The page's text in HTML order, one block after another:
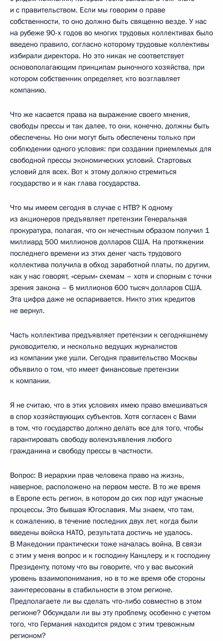
и с правительством. Если мы говорим о праве
собственности, то оно должно быть священно везде. У нас
на рубеже 90-х годов во многих трудовых коллективах было
введено правило, согласно которому трудовые коллективы
избирали директора. Но это никак не соответствует
основополагающим принципам рыночного хозяйства, при
котором собственник определяет, кто возглавляет
компанию.
Что же касается права на выражение своего мнения,
свободы прессы и так далее, то они, конечно, должны быть
обеспечены. Но они могут быть обеспечены только при
соблюдении одного условия: при создании приемлемых для
свободной прессы экономических условий. Стартовых
условий для всех. Вот к этому должно стремиться
государство и я как глава государства.
Что мы имеем сегодня в случае с НТВ? К одному
из акционеров предъявляет претензии Генеральная
прокуратура, полагая, что он нечестным образом получил 1
миллиард 500 миллионов долларов США. На протяжении
последнего времени из этих денег часть трудового
коллектива получила в обход заработной платы, по другим,
как у нас говорят, «серым» схемам – хотя и спорным с точки
зрения закона – 6 миллионов 600 тысяч долларов США.
Эта цифра даже не оспаривается. Никто этих кредитов
не вернул.
Часть коллектива предъявляет претензии к сегодняшнему
руководителю, и несколько ведущих журналистов
из компании уже ушли. Сегодня правительство Москвы
объявило о том, что имеет финансовые претензии
к компании.
Я не считаю, что в этих условиях имею право вмешиваться
в спор хозяйствующих субъектов. Хотя согласен с Вами
в том, что государство должно делать все для того, чтобы
гарантировать свободу волеизъявления любого
гражданина и свободу прессы в частности.
Вопрос: В иерархии прав человека право на жизнь,
наверное, расположено на первом месте. В то же время
в Европе есть регион, в котором до сих пор идут ужасные
процессы. Это бывшая Югославия. Мы знаем, что там,
к сожалению, в течение последних двух лет, когда были
введены войска НАТО, результата достичь не удалось.
В Македонии практически тоже началась война. В связи
с этим у меня вопрос и к господину Канцлеру, и к господину
Президенту, потому что вы говорите, что у вас высокий
уровень взаимопонимания, но в то же время обе стороны
заинтересованы в стабильности в этом регионе.
Предполагаете ли вы сделать что‑либо совместно в этом
регионе? Обсуждали ли вы эту проблему, особенно с учетом
того, что Германия находится рядом с этим тревожным
регионом?